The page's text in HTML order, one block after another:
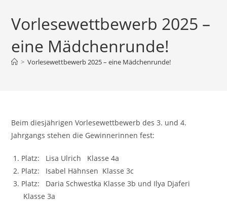
Vorlesewettbewerb 2025 –
eine Mädchenrunde!
> Vorlesewettbewerb 2025 – eine Mädchenrunde!
Beim diesjährigen Vorlesewettbewerb des 3. und 4.
Jahrgangs stehen die Gewinnerinnen fest:
Platz: Lisa Ulrich Klasse 4a
Platz: Isabel Hähnsen Klasse 3c
Platz: Daria Schwestka Klasse 3b und Ilya Djaferi
Klasse 3a